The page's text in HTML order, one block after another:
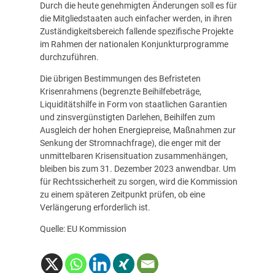
Durch die heute genehmigten Änderungen soll es für
die Mitgliedstaaten auch einfacher werden, in ihren
Zuständigkeitsbereich fallende spezifische Projekte
im Rahmen der nationalen Konjunkturprogramme
durchzuführen.
Die übrigen Bestimmungen des Befristeten
Krisenrahmens (begrenzte Beihilfebeträge,
Liquiditätshilfe in Form von staatlichen Garantien
und zinsvergünstigten Darlehen, Beihilfen zum
Ausgleich der hohen Energiepreise, Maßnahmen zur
Senkung der Stromnachfrage), die enger mit der
unmittelbaren Krisensituation zusammenhängen,
bleiben bis zum 31. Dezember 2023 anwendbar. Um
für Rechtssicherheit zu sorgen, wird die Kommission
zu einem späteren Zeitpunkt prüfen, ob eine
Verlängerung erforderlich ist.
Quelle: EU Kommission